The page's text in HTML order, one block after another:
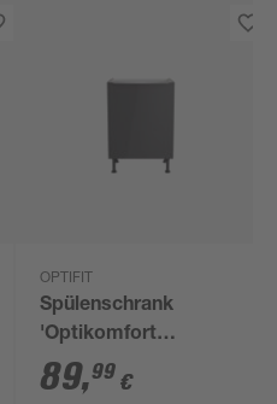
OPTIFIT
Spülenschrank
'Optikomfort
Linus984'
anthrazit/eichefarben
89,99 €